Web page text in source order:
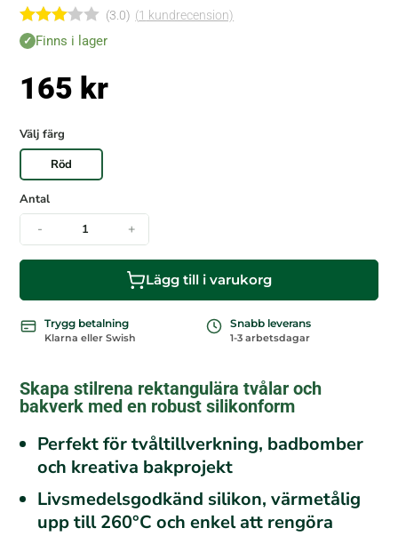
Betyg
satt
av 5
baser
kundre
censi
on
(3.0) (1 kundrecension)
Finns i lager
165 kr
Välj färg
Röd
Antal
- +
Lägg till i varukorg
Trygg betalning
Klarna eller Swish
Snabb leverans
1-3 arbetsdagar
Skapa stilrena rektangulära tvålar och
bakverk med en robust silikonform
Perfekt för tvåltillverkning, badbomber
och kreativa bakprojekt
Livsmedelsgodkänd silikon, värmetålig
upp till 260°C och enkel att rengöra